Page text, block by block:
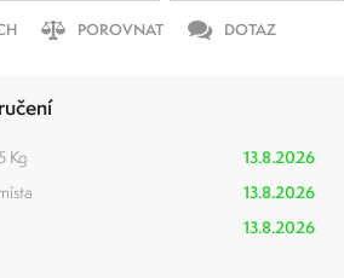
POROVNAT DOTAZ
Kg
13.8.2026
13.8.2026
13.8.2026